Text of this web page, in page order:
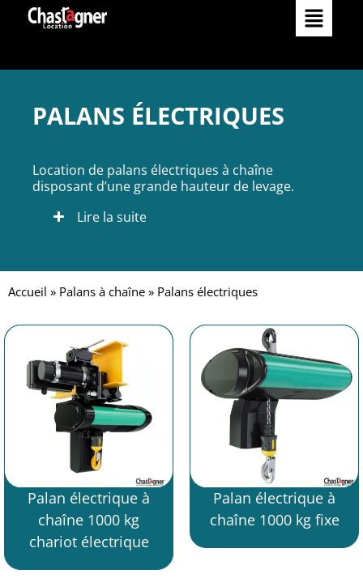
Occasions
L’Entreprise
Actualités
Comment louer
Nos services
Nos agences
PALANS ÉLECTRIQUES
Location de palans électriques à chaîne
disposant d’une grande hauteur de levage.
Lire la suite
Accueil » Palans à chaîne » Palans électriques
Palan électrique à
chaîne 1000 kg
chariot électrique
Palan électrique à
chaîne 1000 kg fixe